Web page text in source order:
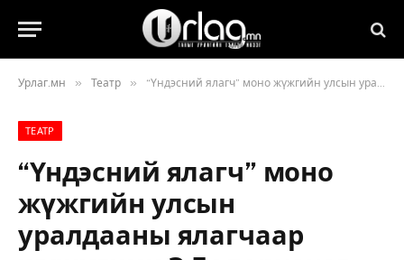
Урлаг.мн » Театр » “Үндэсний ялагч” моно жүжгийн улсын уралдааны ялагчаар жүжигчин Э.Болорцэцэг шалгарлаа
ТЕАТР
“Үндэсний ялагч” моно
жүжгийн улсын
уралдааны ялагчаар